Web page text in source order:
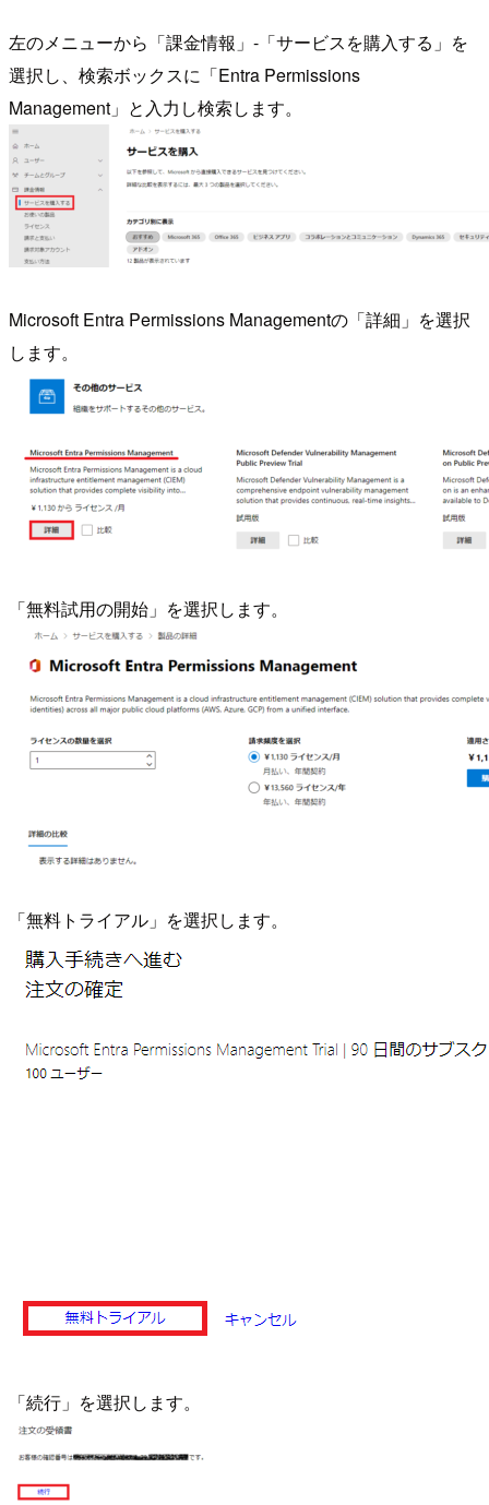
左のメニューから「課金情報」-「サービスを購入する」を
選択し、検索ボックスに「Entra Permissions
Management」と入力し検索します。
Microsoft Entra Permissions Managementの「詳細」を選択
します。
「無料試用の開始」を選択します。
「無料トライアル」を選択します。
「続行」を選択します。